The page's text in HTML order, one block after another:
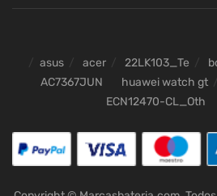
asus acer 22LK103_Te
AC7367JUN
huawei watch gt
ECN12470-CL_Oth